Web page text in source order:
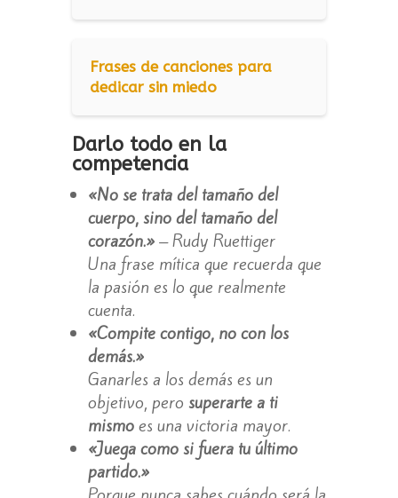
Frases de canciones para
dedicar sin miedo
Darlo todo en la
competencia
«No se trata del tamaño del
cuerpo, sino del tamaño del
corazón.»– Rudy Ruettiger
Una frase mítica que recuerda que
la pasión es lo que realmente
cuenta.
«Compite contigo, no con los
demás.»
Ganarles a los demás es un
objetivo, pero superarte a ti
mismoes una victoria mayor.
«Juega como si fuera tu último
partido.»